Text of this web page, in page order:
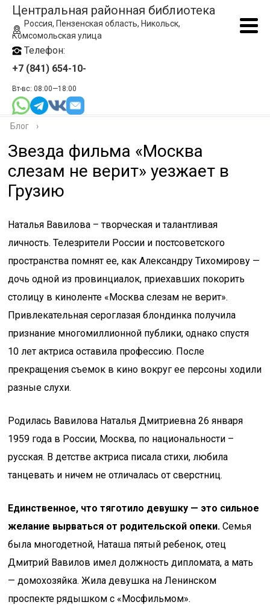
Центральная районная библиотека
Россия, Пензенская область, Никольск,
Комсомольская улица
Телефон:
+7 (841) 654-10-
Вт-вс: 08:00—18:00
Блог ›
Звезда фильма «Москва
слезам не верит» уезжает в
Грузию
Наталья Вавилова – творческая и талантливая
личность. Телезрители России и постсоветского
пространства помнят ее, как Александру Тихомирову —
дочь одной из провинциалок, приехавших покорить
столицу в киноленте «Москва слезам не верит».
Привлекательная сероглазая блондинка получила
признание многомиллионной публики, однако спустя
10 лет актриса оставила профессию. После
прекращения съемок в кино вокруг ее персоны ходили
разные слухи.
Родилась Вавилова Наталья Дмитриевна 26 января
1959 года в России, Москва, по национальности –
русская. В детстве актриса писала стихи, любила
танцевать и ничем не отличалась от сверстниц.
Единственное, что тяготило девушку — это сильное
желание вырваться от родительской опеки. Семья
была многодетной, Наташа пятый ребенок, отец
Дмитрий Вавилов имел должность дипломата, а мать
— домохозяйка. Жила девушка на Ленинском
проспекте рядышком с «Мосфильмом».